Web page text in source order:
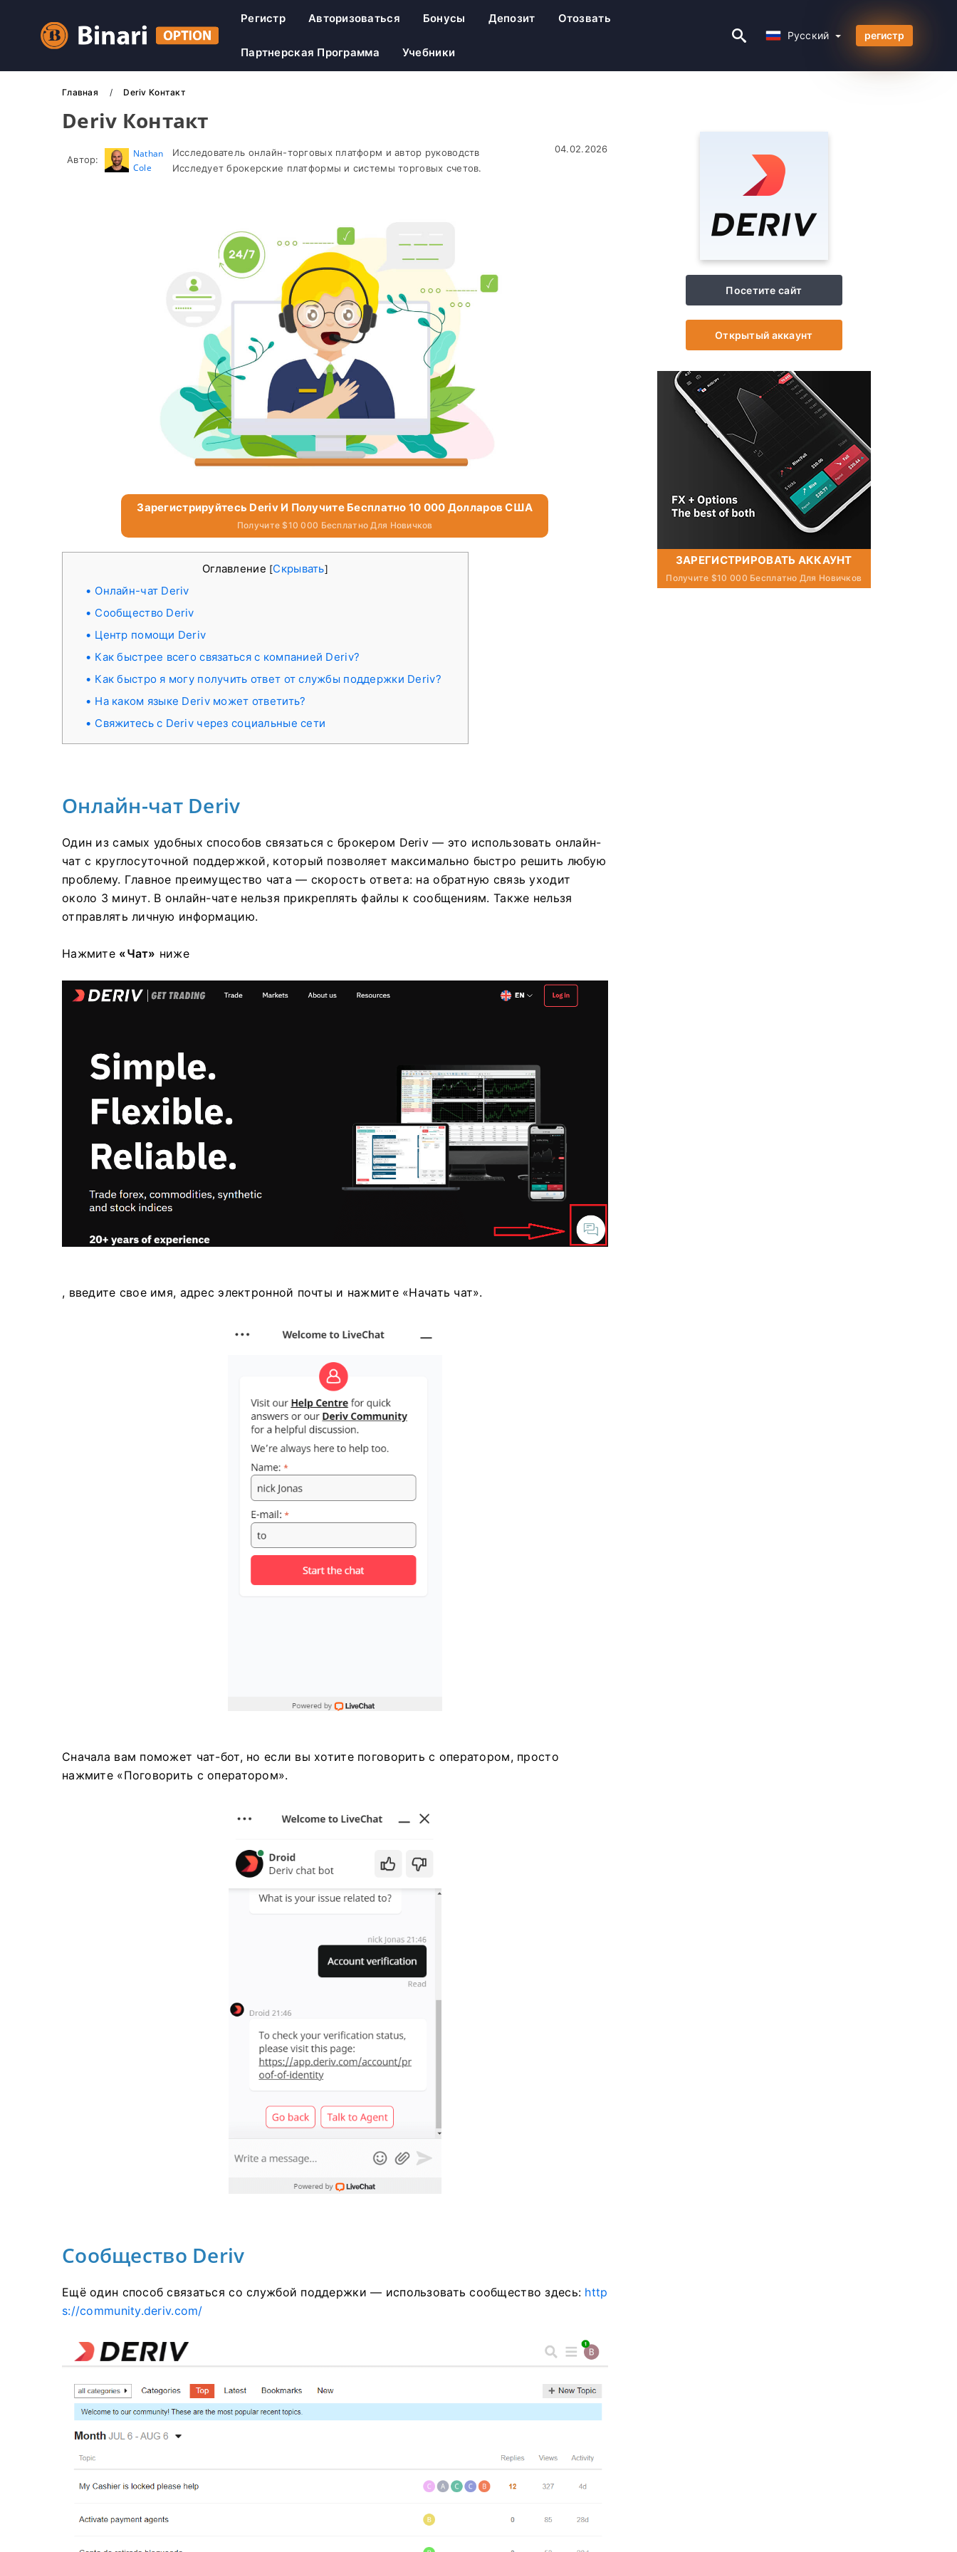
Регистр Авторизоваться Бонусы Депозит Отозвать
Партнерская Программа Учебники
Русский регистр
Главная Deriv Контакт
Deriv Контакт
Автор:
Nathan
Cole
Исследователь онлайн-торговых платформ и автор руководств
Исследует брокерские платформы и системы торговых счетов.
04.02.2026
Зарегистрируйтесь Deriv И Получите Бесплатно 10 000 Долларов США
Получите $10 000 Бесплатно Для Новичков
Оглавление [Скрывать]
Онлайн-чат Deriv
Сообщество Deriv
Центр помощи Deriv
Как быстрее всего связаться с компанией Deriv?
Как быстро я могу получить ответ от службы поддержки Deriv?
На каком языке Deriv может ответить?
Свяжитесь с Deriv через социальные сети
Онлайн-чат Deriv
Один из самых удобных способов связаться с брокером Deriv — это использовать онлайн-
чат с круглосуточной поддержкой, который позволяет максимально быстро решить любую
проблему. Главное преимущество чата — скорость ответа: на обратную связь уходит
около 3 минут. В онлайн-чате нельзя прикреплять файлы к сообщениям. Также нельзя
отправлять личную информацию.
Нажмите «Чат» ниже
, введите свое имя, адрес электронной почты и нажмите «Начать чат».
Сначала вам поможет чат-бот, но если вы хотите поговорить с оператором, просто
нажмите «Поговорить с оператором».
Сообщество Deriv
Ещё один способ связаться со службой поддержки — использовать сообщество здесь: http
s://community.deriv.com/
Посетите сайт
Открытый аккаунт
ЗАРЕГИСТРИРОВАТЬ АККАУНТ
Получите $10 000 Бесплатно Для Новичков